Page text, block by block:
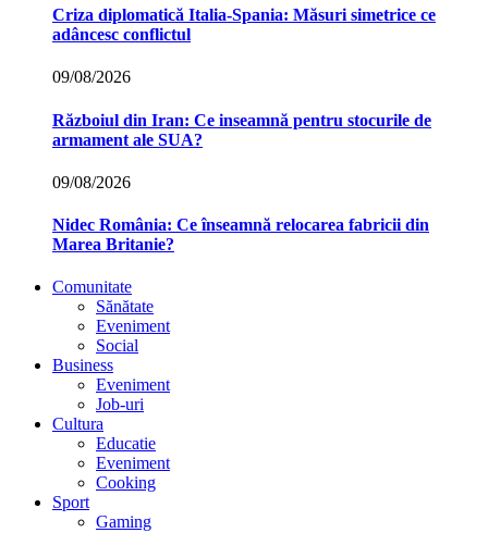
Criza diplomatică Italia-Spania: Măsuri simetrice ce
adâncesc conflictul
09/08/2026
Războiul din Iran: Ce inseamnă pentru stocurile de
armament ale SUA?
09/08/2026
Nidec România: Ce înseamnă relocarea fabricii din
Marea Britanie?
Comunitate
Sănătate
Eveniment
Social
Business
Eveniment
Job-uri
Cultura
Educatie
Eveniment
Cooking
Sport
Gaming